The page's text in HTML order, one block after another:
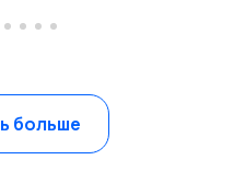
больше